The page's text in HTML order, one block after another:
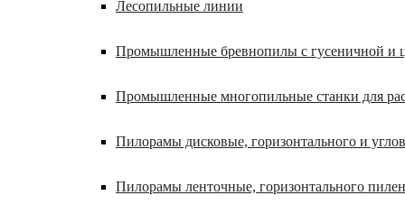
Лесопильные линии
Промышленные бревнопилы с гусеничной и
Промышленные многопильные станки для
Пилорамы дисковые, горизонтального и
Пилорамы ленточные, горизонтального